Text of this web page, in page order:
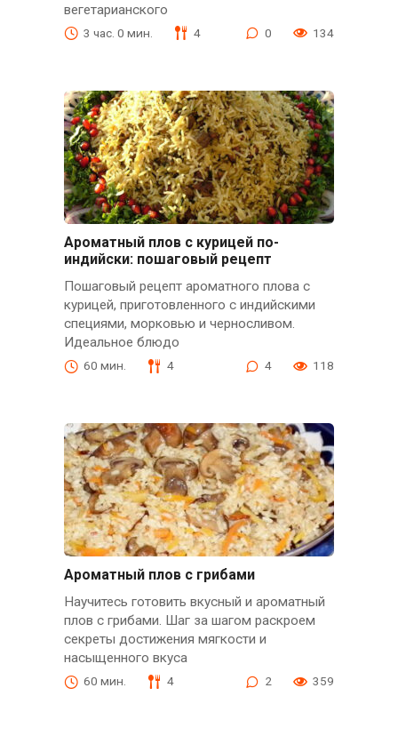
вегетарианского
3 час. 0 мин. 4 0 134
Ароматный плов с курицей по-
индийски: пошаговый рецепт
Пошаговый рецепт ароматного плова с
курицей, приготовленного с индийскими
специями, морковью и черносливом.
Идеальное блюдо
60 мин. 4 4 118
Ароматный плов с грибами
Научитесь готовить вкусный и ароматный
плов с грибами. Шаг за шагом раскроем
секреты достижения мягкости и
насыщенного вкуса
60 мин. 4 2 359